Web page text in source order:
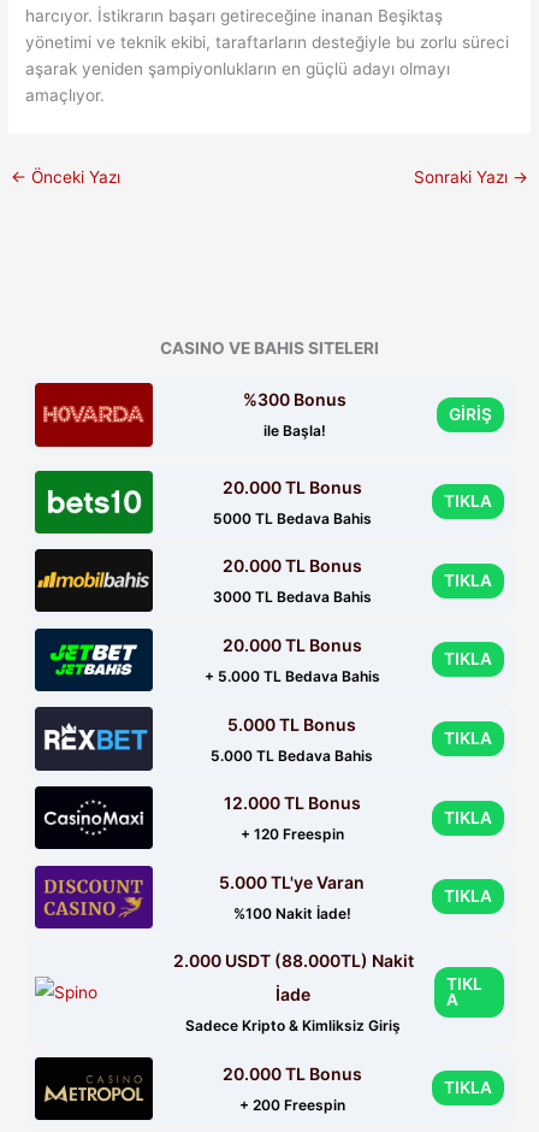
harcıyor. İstikrarın başarı getireceğine inanan Beşiktaş
yönetimi ve teknik ekibi, taraftarların desteğiyle bu zorlu süreci
aşarak yeniden şampiyonlukların en güçlü adayı olmayı
amaçlıyor.
← Önceki Yazı Sonraki Yazı →
CASINO VE BAHIS SITELERI
%300 Bonus
ile Başla!
GİRİŞ
20.000 TL Bonus
5000 TL Bedava Bahis
TIKLA
20.000 TL Bonus
3000 TL Bedava Bahis
TIKLA
20.000 TL Bonus
+ 5.000 TL Bedava Bahis
TIKLA
5.000 TL Bonus
5.000 TL Bedava Bahis
TIKLA
12.000 TL Bonus
+ 120 Freespin
TIKLA
5.000 TL'ye Varan
%100 Nakit İade!
TIKLA
2.000 USDT (88.000TL) Nakit
İade
Sadece Kripto & Kimliksiz Giriş
TIKL
A
20.000 TL Bonus
+ 200 Freespin
TIKLA